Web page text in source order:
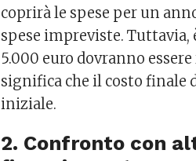
coprirà le spese per un
spese impreviste.
5.000 euro dovranno
significa che il costo finale
iniziale.
2. Confronto con